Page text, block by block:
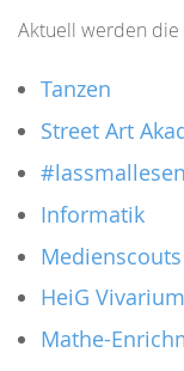
Aktuell werden
Tanzen
Street Art
#lassmallesen
Informatik
Medienscouts
HeiG Vivarium
Mathe-